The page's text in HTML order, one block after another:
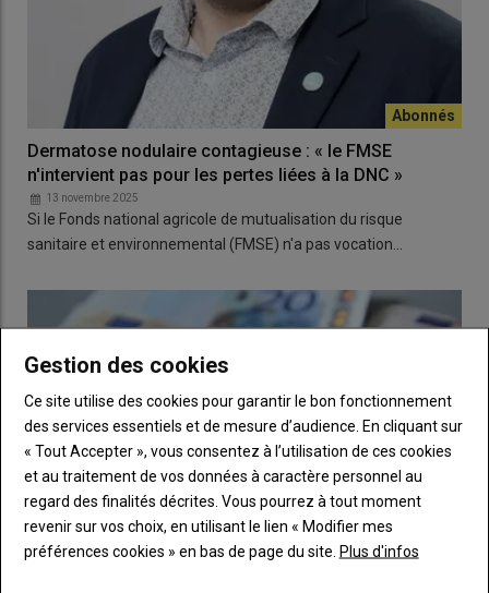
Dermatose nodulaire contagieuse : « le FMSE
n'intervient pas pour les pertes liées à la DNC »
13 novembre 2025
Si le Fonds national agricole de mutualisation du risque
sanitaire et environnemental (FMSE) n'a pas vocation…
Gestion des cookies
Ce site utilise des cookies pour garantir le bon fonctionnement
des services essentiels et de mesure d’audience. En cliquant sur
« Tout Accepter », vous consentez à l’utilisation de ces cookies
et au traitement de vos données à caractère personnel au
regard des finalités décrites. Vous pourrez à tout moment
revenir sur vos choix, en utilisant le lien « Modifier mes
préférences cookies » en bas de page du site. Plus d'infos